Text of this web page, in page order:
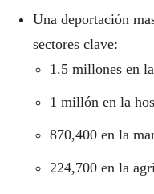
Una deportación
sectores clave:
1.5 millones en
1 millón en la
870,400 en la
224,700 en la